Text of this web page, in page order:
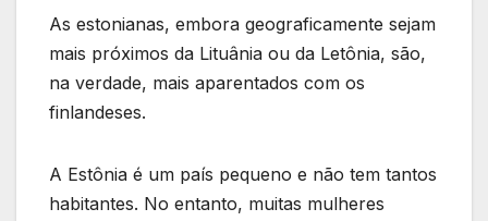
As estonianas, embora geograficamente sejam
mais próximos da Lituânia ou da Letônia, são,
na verdade, mais aparentados com os
finlandeses.
A Estônia é um país pequeno e não tem tantos
habitantes. No entanto, muitas mulheres